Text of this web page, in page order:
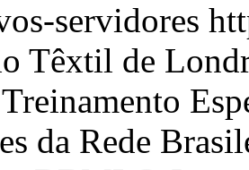
servidores
Têxtil de
da Rede